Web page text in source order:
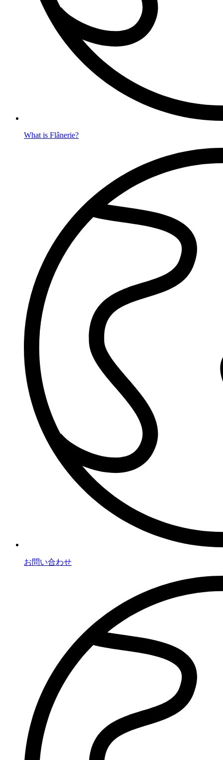
What is Flânerie?
お問い合わせ